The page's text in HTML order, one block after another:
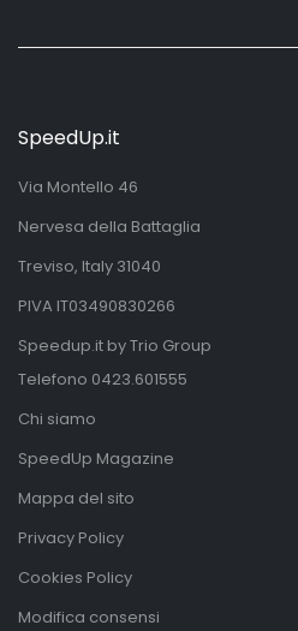
SpeedUp.it
Via Montello 46
Nervesa della Battaglia
Treviso, Italy 31040
PIVA IT03490830266
Speedup.it by Trio Group
Telefono 0423.601555
Chi siamo
SpeedUp Magazine
Mappa del sito
Privacy Policy
Cookies Policy
Modifica consensi